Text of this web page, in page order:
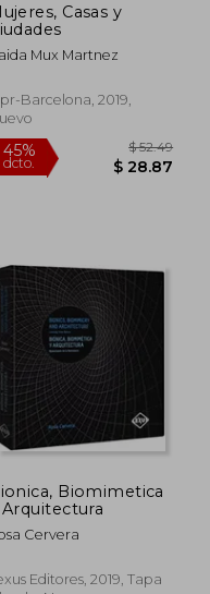
Casas y
Mux Martnez
Barcelona, 2019,
45%
dcto.
Biomimetica
Cervera
Editores, 2019, Tapa